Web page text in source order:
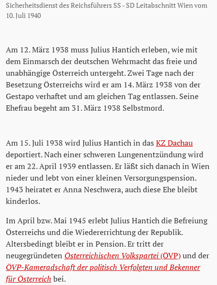
Sicherheitsdienst des Reichsführers SS - SD Leitabschnitt Wien vom
10. Juli 1940
Am 12. März 1938 muss Julius Hantich erleben, wie mit
dem Einmarsch der deutschen Wehrmacht das freie und
unabhängige Österreich untergeht. Zwei Tage nach der
Besetzung Österreichs wird er am 14. März 1938 von der
Gestapo verhaftet und am gleichen Tag entlassen. Seine
Ehefrau begeht am 31. März 1938 Selbstmord.
Am 15. Juli 1938 wird Julius Hantich in das KZ Dachau
deportiert. Nach einer schweren Lungenentzündung wird
er am 22. April 1939 entlassen. Er läßt sich danach in Wien
nieder und lebt von einer kleinen Versorgungspension.
1943 heiratet er Anna Neschwera, auch diese Ehe bleibt
kinderlos.
Im April bzw. Mai 1945 erlebt Julius Hantich die Befreiung
Österreichs und die Wiedererrichtung der Republik.
Altersbedingt bleibt er in Pension. Er tritt der
neugegründeten Österreichischen Volkspartei(ÖVP)und der
ÖVP-Kameradschaft der politisch Verfolgten und Bekenner
für Österreich bei.